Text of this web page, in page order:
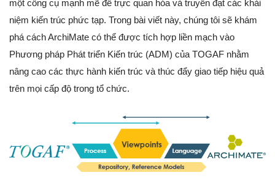
một công cụ mạnh mẽ để trực quan hóa và truyền đạt các khái
niệm kiến trúc phức tạp. Trong bài viết này, chúng tôi sẽ khám
phá cách ArchiMate có thể được tích hợp liền mạch vào
Phương pháp Phát triển Kiến trúc (ADM) của TOGAF nhằm
nâng cao các thực hành kiến trúc và thúc đẩy giao tiếp hiệu quả
trên mọi cấp độ trong tổ chức.